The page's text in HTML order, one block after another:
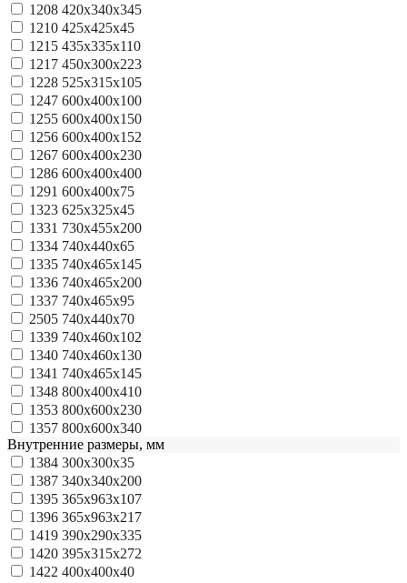
1208 420х340х345
1210 425х425х45
1215 435x335x110
1217 450х300х223
1228 525x315x105
1247 600x400x100
1255 600x400x150
1256 600x400x152
1267 600x400x230
1286 600x400x400
1291 600x400x75
1323 625х325х45
1331 730x455x200
1334 740x440x65
1335 740x465x145
1336 740x465x200
1337 740x465x95
2505 740х440х70
1339 740х460х102
1340 740х460х130
1341 740х465х145
1348 800x400x410
1353 800x600x230
1357 800x600x340
Внутренние размеры, мм
1384 300x300x35
1387 340x340x200
1395 365х963х107
1396 365х963х217
1419 390x290x335
1420 395x315x272
1422 400х400х40